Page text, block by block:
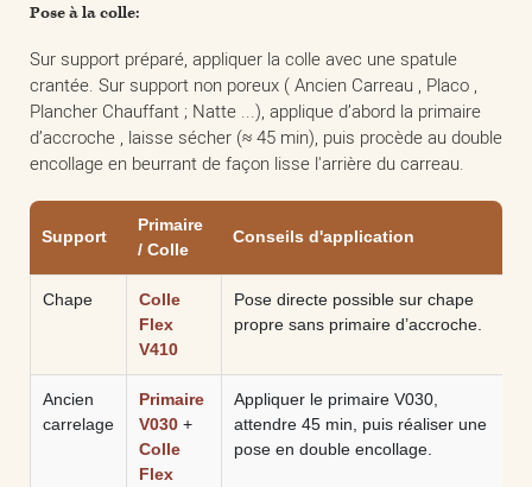
Pose à la colle:
Sur support préparé, appliquer la colle avec une spatule
crantée. Sur support non poreux ( Ancien Carreau , Placo ,
Plancher Chauffant ; Natte ...), applique d’abord la primaire
d’accroche , laisse sécher (≈ 45 min), puis procède au double
encollage en beurrant de façon lisse l'arrière du carreau.
Support
Primaire
/ Colle
Conseils d'application
Chape
Colle
Flex
V410
Pose directe possible sur chape
propre sans primaire d’accroche.
Ancien
carrelage
Primaire
V030 +
Colle
Flex
Appliquer le primaire V030,
attendre 45 min, puis réaliser une
pose en double encollage.